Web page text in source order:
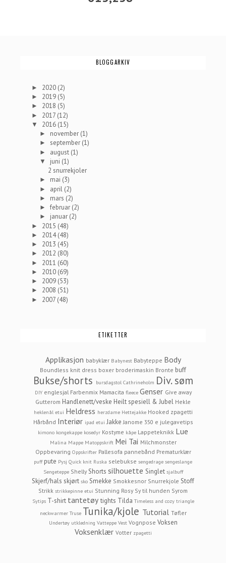
BLOGGARKIV
► 2020 (2)
► 2019 (5)
► 2018 (5)
► 2017 (12)
▼ 2016 (15)
► november (1)
►september (1)
► august (1)
▼ juni (1)
2 snurrekjoler
► mai (3)
► april (2)
► mars (2)
►februar (2)
► januar (2)
► 2015 (48)
► 2014(48)
► 2013 (45)
► 2012 (80)
► 2011 (60)
► 2010 (69)
► 2009 (53)
► 2008 (51)
► 2007 (48)
ETIKETTER
Applikasjon babyklær Babynest Babyteppe Body
Boundless knit dress boxer broderimaskin Bronte buff
Bukse/shorts bursdagstol Cathrineholm Div. søm
DIY englesjal Farbenmix Mamacita fleece Genser Give away
Gutterom Handlenett/veske Heilt spesiell & Jubel Hekle
heklenål etui Heldress herzdame Hettejakke Hooked zpagetti
Hårbånd Interiør ipad etui Jakke Janome 350 e julegavetips
kimono kongekappe kosedyr Kostyme kåpe Lappeteknikk Lue
Malina Mappe Matoppskrift Mei Tai Milchmonster
Oppbevaring Oppskrifter Pallesofa pannebånd Prematurklær
puff pute Pysj Quick knit Ruska selebukse sengedrage sengeslange
Sengeteppe Shelly Shorts silhouette Singlet sjalbuff
Skjerf/hals skjørt sko Smekke Smokkesnor Snurrekjole Stoff
Strikk strikkepinne etui Stunning Rosy Sy til hunden Syrom
Sytips T-shirt tantetøy tights Tilda Timeless and cozy triangle
neckwarmer Truse Tunika/kjole Tutorial Tøfler
Undertøy utkledning Vatteppe Vest Vognpose Voksen
Voksenklær Votter zpagetti